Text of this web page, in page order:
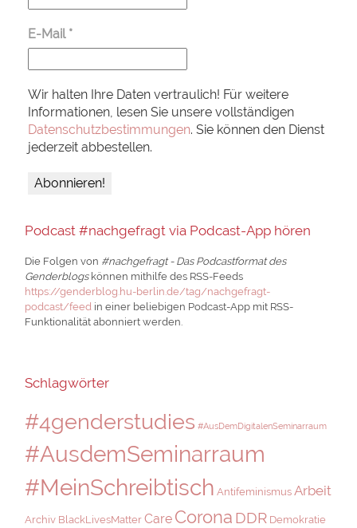
E-Mail *
Wir halten Ihre Daten vertraulich! Für weitere
Informationen, lesen Sie unsere vollständigen
Datenschutzbestimmungen. Sie können den Dienst
jederzeit abbestellen.
Podcast #nachgefragt via Podcast-App hören
Die Folgen von #nachgefragt - Das Podcastformat des
Genderblogskönnen mithilfe des RSS-Feeds
https://genderblog.hu-berlin.de/tag/nachgefragt-
podcast/feed in einer beliebigen Podcast-App mit RSS-
Funktionalität abonniert werden.
Schlagwörter
#4genderstudies #AusDemDigitalenSeminarraum
#AusdemSeminarraum
#MeinSchreibtisch Antifeminismus Arbeit
Archiv BlackLivesMatter Care Corona DDR Demokratie